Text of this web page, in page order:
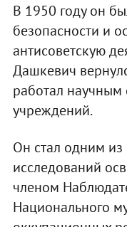
В 1950 году он
безопасности и
антисоветскую
Дашкевич
работал
учреждений.
Он стал одним из
исследований
членом
Национального